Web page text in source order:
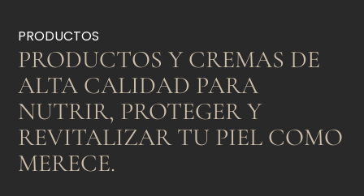
PRODUCTOS
PRODUCTOS Y CREMAS DE
ALTA CALIDAD PARA
NUTRIR, PROTEGER Y
REVITALIZAR TU PIEL COMO
MERECE.